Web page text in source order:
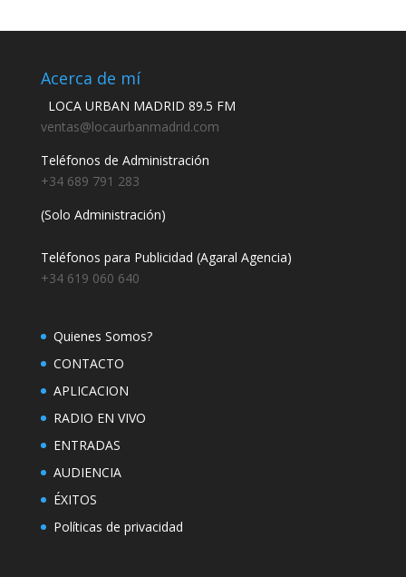
Acerca de mí
LOCA URBAN MADRID 89.5 FM
ventas@locaurbanmadrid.com
Teléfonos de Administración
+34 689 791 283
(Solo Administración)
Teléfonos para Publicidad (Agaral Agencia)
+34 619 060 640
Quienes Somos?
CONTACTO
APLICACION
RADIO EN VIVO
ENTRADAS
AUDIENCIA
ÉXITOS
Políticas de privacidad